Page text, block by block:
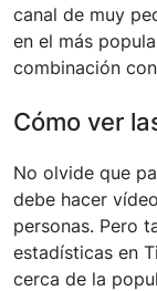
canal de muy
en el más
combinación
Cómo ver
No olvide que
debe hacer
personas. Pero
estadísticas en
cerca de la